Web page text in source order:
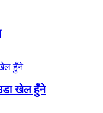
खेल हुँने